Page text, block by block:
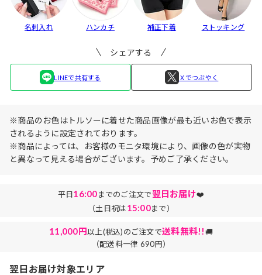
名刺入れ ハンカチ 補正下着 ストッキング
シェアする
LINEで共有する Ｘでつぶやく
※商品のお色はトルソーに着せた商品画像が最も近いお色で表示
されるように設定されております。
※商品によっては、お客様のモニタ環境により、画像の色が実物
と異なって見える場合がございます。予めご了承ください。
平日16:00までのご注文で翌日お届け❤️
（土日祝は15:00まで）
11,000円以上(税込)のご注文で送料無料!!🚚
（配送料一律 690円）
翌日お届け対象エリア